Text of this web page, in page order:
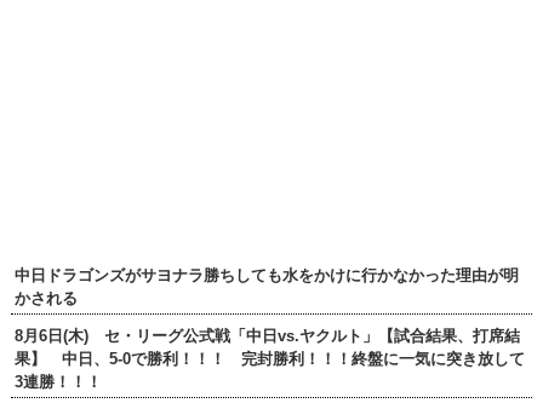
中日ドラゴンズがサヨナラ勝ちしても水をかけに行かなかった理由が明
かされる
8月6日(木) セ・リーグ公式戦「中日vs.ヤクルト」【試合結果、打席結
果】 中日、5-0で勝利！！！ 完封勝利！！！終盤に一気に突き放して
3連勝！！！